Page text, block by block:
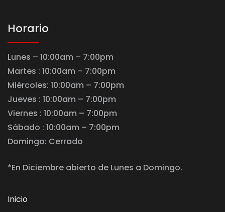
Horario
Lunes – 10:00am – 7:00pm
Martes : 10:00am – 7:00pm
Miércoles: 10:00am – 7:00pm
Jueves : 10:00am – 7:00pm
Viernes : 10:00am – 7:00pm
Sábado : 10:00am – 7:00pm
Domingo: Cerrado
*En Diciembre abierto de Lunes a Domingo.
Inicio